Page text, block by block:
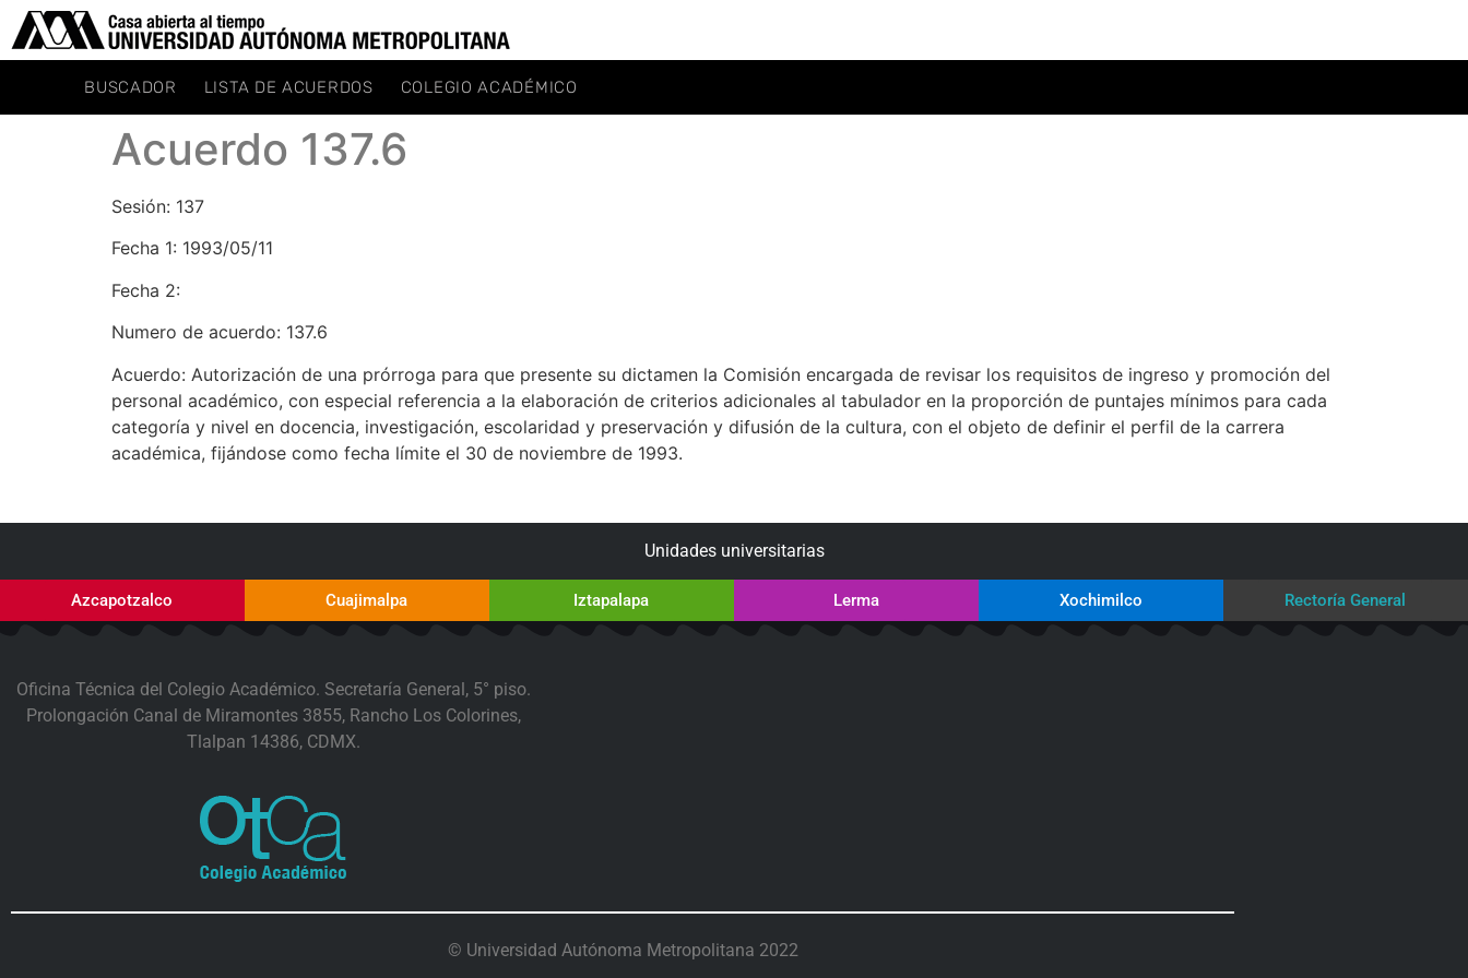
BUSCADOR LISTA DE ACUERDOS COLEGIO ACADÉMICO
Acuerdo 137.6
Sesión: 137
Fecha 1: 1993/05/11
Fecha 2:
Numero de acuerdo: 137.6
Acuerdo: Autorización de una prórroga para que presente su dictamen la Comisión encargada de revisar los requisitos de ingreso y promoción del
personal académico, con especial referencia a la elaboración de criterios adicionales al tabulador en la proporción de puntajes mínimos para cada
categoría y nivel en docencia, investigación, escolaridad y preservación y difusión de la cultura, con el objeto de definir el perfil de la carrera
académica, fijándose como fecha límite el 30 de noviembre de 1993.
Unidades universitarias
Azcapotzalco Cuajimalpa Iztapalapa Lerma Xochimilco Rectoría General
Oficina Técnica del Colegio Académico. Secretaría General, 5° piso.
Prolongación Canal de Miramontes 3855, Rancho Los Colorines,
Tlalpan 14386, CDMX.
© Universidad Autónoma Metropolitana 2022